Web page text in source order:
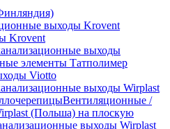
выходы Krovent
Krovent
выходы
элементы Татполимер
Viotto
выходы Wirplast
Вентиляционные /
(Польша) на плоскую
выходы Wirplast